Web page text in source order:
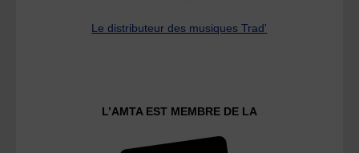
Le distributeur des musiques Trad'
L’AMTA EST MEMBRE DE LA